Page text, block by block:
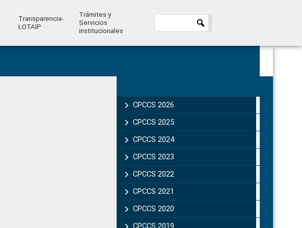
Transparencia-
LOTAIP
Trámites y
Servicios
institucionales
Sidebar
CPCCS 2026
CPCCS 2025
CPCCS 2024
CPCCS 2023
CPCCS 2022
CPCCS 2021
CPCCS 2020
CPCCS 2019 .